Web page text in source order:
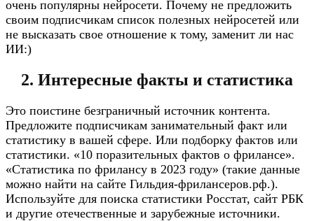
очень популярны нейросети. Почему не предложить
своим подписчикам список полезных нейросетей или
не высказать свое отношение к тому, заменит ли нас
ИИ:)
2. Интересные факты и статистика
Это поистине безграничный источник контента.
Предложите подписчикам занимательный факт или
статистику в вашей сфере. Или подборку фактов или
статистики. «10 поразительных фактов о фрилансе».
«Статистика по фрилансу в 2023 году» (такие данные
можно найти на сайте Гильдия-фрилансеров.рф.).
Используйте для поиска статистики Росстат, сайт РБК
и другие отечественные и зарубежные источники.